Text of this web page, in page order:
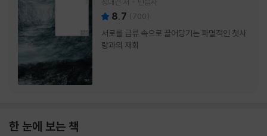
8.7 (700)
서로를 급류 속으로 끌어당기는 파멸적인 첫사
랑과의 재회
한 눈에 보는 책